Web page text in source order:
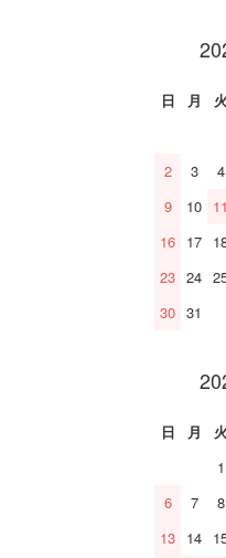
日 月 火
2
3 4
9
10 11
16 17
23 24
30 31
日 月 火
1
6
7 8
13 14